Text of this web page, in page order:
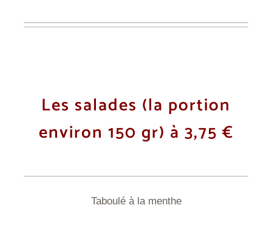
Les salades (la portion
environ 150 gr) à 3,75 €
Taboulé à la menthe